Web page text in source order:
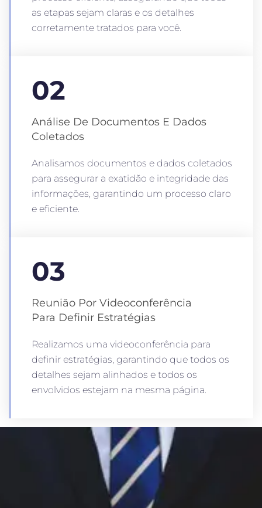
as etapas sejam claras e os detalhes
corretamente tratados para você.
02
Análise De Documentos E Dados
Coletados
Analisamos documentos e dados coletados
para assegurar a exatidão e integridade das
informações, garantindo um processo claro
e eficiente.
03
Reunião Por Videoconferência
Para Definir Estratégias
Realizamos uma videoconferência para
definir estratégias, garantindo que todos os
detalhes sejam alinhados e todos os
envolvidos estejam na mesma página.